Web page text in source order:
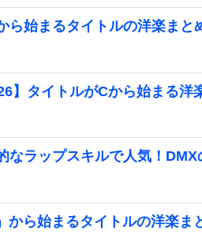
ら始まるタイトルの洋楽まと
】タイトルがCから始まる洋
なラップスキルで人気！
から始まるタイトルの洋楽ま